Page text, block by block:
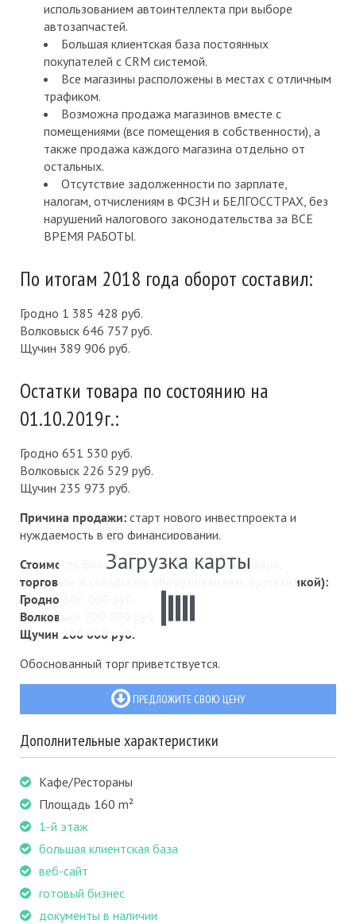
использованием автоинтеллекта при выборе
автозапчастей.
Большая клиентская база постоянных
покупателей с CRM системой.
Все магазины расположены в местах с отличным
трафиком.
Возможна продажа магазинов вместе с
помещениями (все помещения в собственности), а
также продажа каждого магазина отдельно от
остальных.
Отсутствие задолженности по зарплате,
налогам, отчислениям в ФСЗН и БЕЛГОССТРАХ, без
нарушений налогового законодательства за ВСЕ
ВРЕМЯ РАБОТЫ.
По итогам 2018 года оборот составил:
Гродно 1 385 428 руб.
Волковыск 646 757 руб.
Щучин 389 906 руб.
Остатки товара по состоянию на
01.10.2019г.:
Гродно 651 530 руб.
Волковыск 226 529 руб.
Щучин 235 973 руб.
Причина продажи: старт нового инвестпроекта и
нуждаемость в его финансировании.
Стоимость бизнеса (с учетом остатков товара,
торговым и складским оборудованием, оргтехникой):
Гродно 600 000 руб.
Волковыск 200 000 руб.
Щучин 200 000 руб.
Обоснованный торг приветствуется.
ПРЕДЛОЖИТЕ СВОЮ ЦЕНУ
Дополнительные характеристики
Кафе/Рестораны
Площадь 160 m²
1-й этаж
большая клиентская база
веб-сайт
готовый бизнес
документы в наличии
Загрузка карты